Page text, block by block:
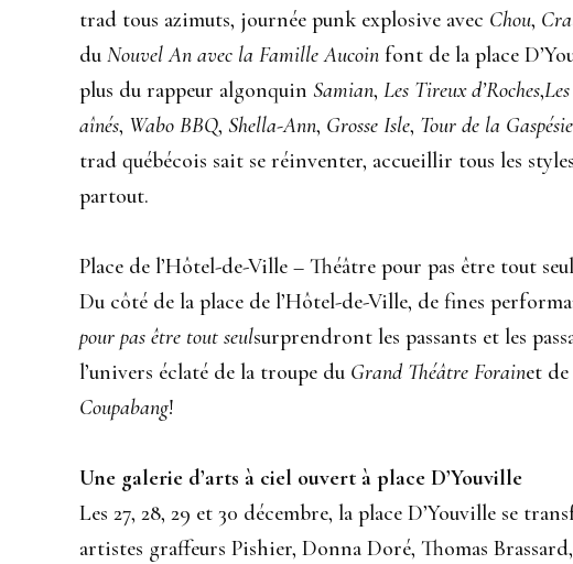
trad tous azimuts, journée punk explosive avec Chou,
du Nouvel An avec la Famille Aucoin font de la place
plus du rappeur algonquin Samian, Les Tireux d’Roches,
aînés, Wabo BBQ, Shella-Ann, Grosse Isle, Tour de la Gaspésie
trad québécois sait se réinventer, accueillir tous les
partout.
Place de l’Hôtel-de-Ville – Théâtre pour pas être tout seul
Du côté de la place de l’Hôtel-de-Ville, de fines
pour pas être tout seulsurprendront les passants et les
l’univers éclaté de la troupe du Grand Théâtre Forainet
Coupabang!
Une galerie d’arts à ciel ouvert à place D’Youville
Les 27, 28, 29 et 30 décembre, la place D’Youville se
artistes graffeurs Pishier, Donna Doré, Thomas